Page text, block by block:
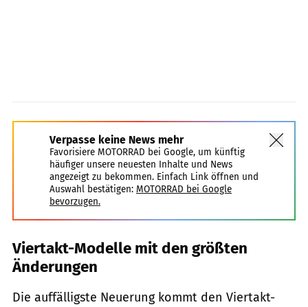
Verpasse keine News mehr
Favorisiere MOTORRAD bei Google, um künftig
häufiger unsere neuesten Inhalte und News
angezeigt zu bekommen. Einfach Link öffnen und
Auswahl bestätigen: MOTORRAD bei Google
bevorzugen.
Viertakt-Modelle mit den größten
Änderungen
Die auffälligste Neuerung kommt den Viertakt-